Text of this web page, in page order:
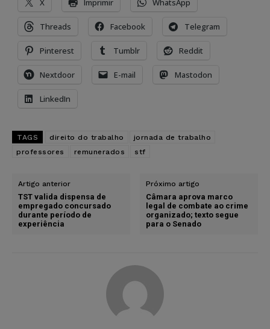
X Imprimir WhatsApp
Threads Facebook Telegram
Pinterest Tumblr Reddit
Nextdoor E-mail Mastodon
LinkedIn
TAGS direito do trabalho
jornada de trabalho
professores
remunerados stf
Artigo anterior
TST valida dispensa de
empregado concursado
durante período de
experiência
Próximo artigo
Câmara aprova marco
legal de combate ao crime
organizado; texto segue
para o Senado